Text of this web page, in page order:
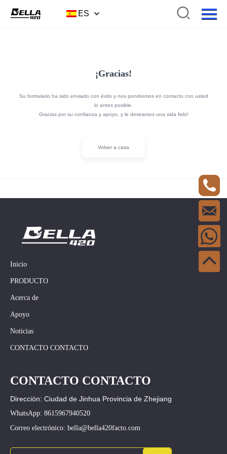
ES
¡Gracias!
Su formulario ha sido enviado con éxito y nos pondremos en contacto con usted
lo antes posible.
Gracias por su confianza y apoyo, y le deseamos una vida feliz!
Volver a casa
Inicio
PRODUCTO
Acerca de
Apoyo
Noticias
CONTACTO CONTACTO
CONTACTO CONTACTO
Dirección: Ciudad de Jinhua Provincia de Zhejiang
WhatsApp: 8615967940520
Correo electrónico: bella@bella420facto.com